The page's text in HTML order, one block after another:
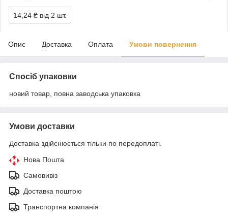
14,24 ₴ від 2 шт.
Опис Доставка Оплата Умови повернення
Спосіб упаковки
новий товар, повна заводська упаковка
Умови доставки
Доставка здійснюється тільки по передоплаті.
Нова Пошта
Самовивіз
Доставка поштою
Транспортна компанія